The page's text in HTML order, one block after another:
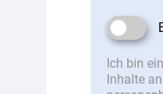
Ich bin
Inhalte